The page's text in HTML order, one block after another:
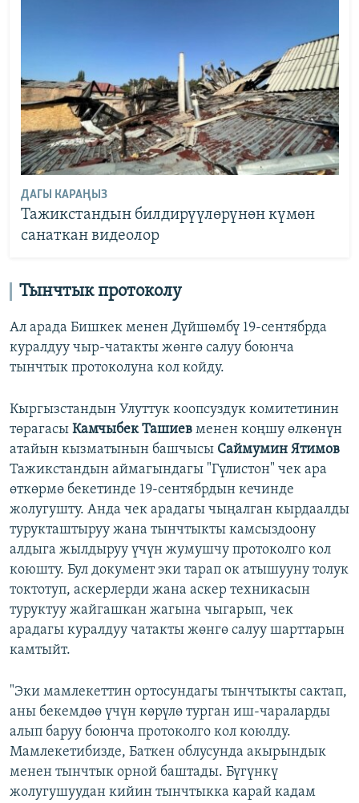
ДАГЫ КАРАҢЫЗ
Тажикстандын билдирүүлөрүнөн күмөн
санаткан видеолор
Тынчтык протоколу
Ал арада Бишкек менен Дүйшөмбү 19-сентябрда
куралдуу чыр-чатакты жөнгө салуу боюнча
тынчтык протоколуна кол койду.
Кыргызстандын Улуттук коопсуздук комитетинин
төрагасы Камчыбек Ташиев менен коңшу өлкөнүн
атайын кызматынын башчысы Саймумин Ятимов
Тажикстандын аймагындагы "Гүлистон" чек ара
өткөрмө бекетинде 19-сентябрдын кечинде
жолугушту. Анда чек арадагы чыңалган кырдаалды
турукташтыруу жана тынчтыкты камсыздоону
алдыга жылдыруу үчүн жумушчу протоколго кол
коюшту. Бул документ эки тарап ок атышууну толук
токтотуп, аскерлерди жана аскер техникасын
туруктуу жайгашкан жагына чыгарып, чек
арадагы куралдуу чатакты жөнгө салуу шарттарын
камтыйт.
"Эки мамлекеттин ортосундагы тынчтыкты сактап,
аны бекемдөө үчүн көрүлө турган иш-чараларды
алып баруу боюнча протоколго кол коюлду.
Мамлекетибизде, Баткен облусунда акырындык
менен тынчтык орной баштады. Бүгүнкү
жолугушуудан кийин тынчтыкка карай кадам